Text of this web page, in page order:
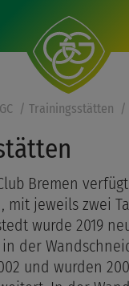
Trainingsstätten
Bremen
mit jeweils zwei
wurde 2019
der
und wurden